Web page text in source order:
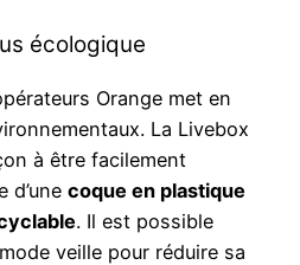
écologique
Orange met en
La Livebox
à être facilement
d’une coque en plastique
. Il est possible
veille pour réduire sa